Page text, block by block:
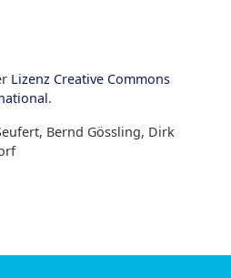
Lizenz Creative Commons
.
Bernd Gössling, Dirk